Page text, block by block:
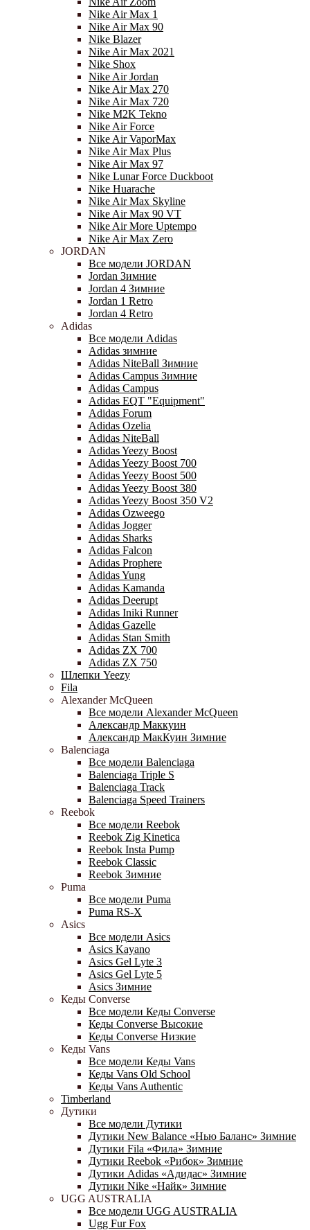
Nike Air Max 1
Nike Air Max 90
Nike Blazer
Nike Air Max 2021
Nike Shox
Nike Air Jordan
Nike Air Max 270
Nike Air Max 720
Nike M2K Tekno
Nike Air Force
Nike Air VaporMax
Nike Air Max Plus
Nike Air Max 97
Nike Lunar Force Duckboot
Nike Huarache
Nike Air Max Skyline
Nike Air Max 90 VT
Nike Air More Uptempo
Nike Air Max Zero
JORDAN
Все модели JORDAN
Jordan Зимние
Jordan 4 Зимние
Jordan 1 Retro
Jordan 4 Retro
Adidas
Все модели Adidas
Adidas зимние
Adidas NiteBall Зимние
Adidas Campus Зимние
Adidas Campus
Adidas EQT "Equipment"
Adidas Forum
Adidas Ozelia
Adidas NiteBall
Adidas Yeezy Boost
Adidas Yeezy Boost 700
Adidas Yeezy Boost 500
Adidas Yeezy Boost 380
Adidas Yeezy Boost 350 V2
Adidas Ozweego
Adidas Jogger
Adidas Sharks
Adidas Falcon
Adidas Prophere
Adidas Yung
Adidas Kamanda
Adidas Deerupt
Adidas Iniki Runner
Adidas Gazelle
Adidas Stan Smith
Adidas ZX 700
Adidas ZX 750
Шлепки Yeezy
Fila
Alexander McQueen
Все модели Alexander McQueen
Александр Маккуин
Александр МакКуин Зимние
Balenciaga
Все модели Balenciaga
Balenciaga Triple S
Balenciaga Track
Balenciaga Speed Trainers
Reebok
Все модели Reebok
Reebok Zig Kinetica
Reebok Insta Pump
Reebok Classic
Reebok Зимние
Puma
Все модели Puma
Puma RS-X
Asics
Все модели Asics
Asics Kayano
Asics Gel Lyte 3
Asics Gel Lyte 5
Asics Зимние
Кеды Converse
Все модели Кеды Converse
Кеды Converse Высокие
Кеды Converse Низкие
Кеды Vans
Все модели Кеды Vans
Кеды Vans Old School
Кеды Vans Authentic
Timberland
Дутики
Все модели Дутики
Дутики New Balance «Нью Баланс» Зимние
Дутики Fila «Фила» Зимние
Дутики Reebok «Рибок» Зимние
Дутики Adidas «Адидас» Зимние
Дутики Nike «Найк» Зимние
UGG AUSTRALIA
Все модели UGG AUSTRALIA
Ugg Fur Fox